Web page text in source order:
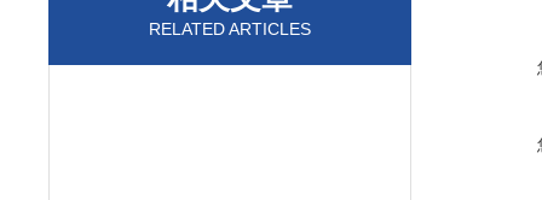
RELATED ARTICLES